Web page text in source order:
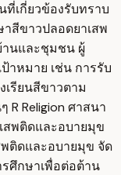
เกี่ยวข้องรับทราบ
สีขาวปลอดยาเสพ
านและชุมชน ผู้
าหมาย เช่น การรับ
รียนสีขาวตาม
Religion ศาสนา
สพติดและอบายมุข
พติดและอบายมุข จัด
ศึกษาเพื่อต่อต้าน